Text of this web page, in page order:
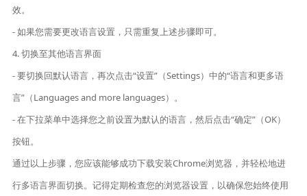
效。
- 如果您需要更改语言设置，只需重复上述步骤即可。
4. 切换至其他语言界面
- 要切换回默认语言，再次点击“设置”（Settings）中的“语言和更多语
言”（Languages and more languages）。
- 在下拉菜单中选择您之前设置为默认的语言，然后点击“确定”（OK）
按钮。
通过以上步骤，您应该能够成功下载安装Chrome浏览器，并轻松地进
行多语言界面切换。记得定期检查您的浏览器设置，以确保您始终使用